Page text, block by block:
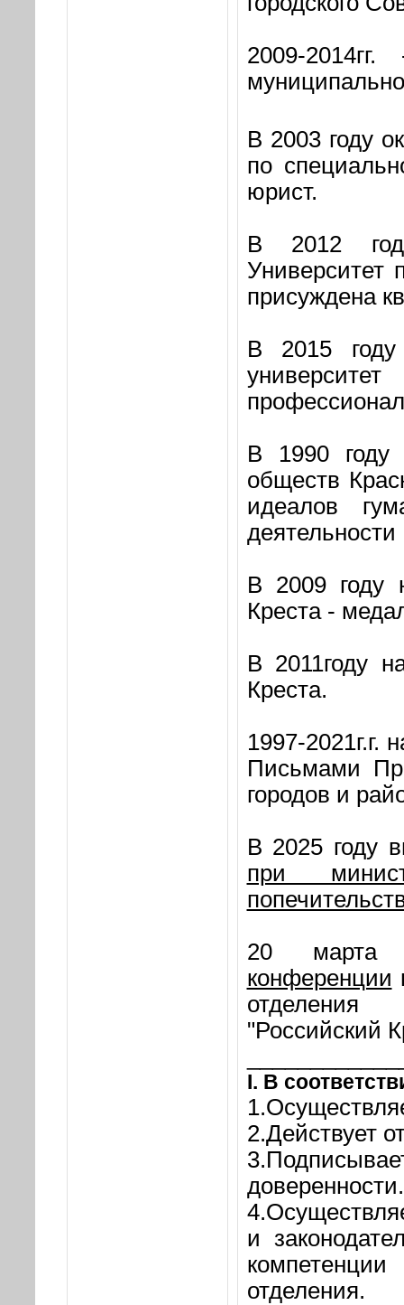
2009-
В 2003 году
по
юрист.
В 2012
Университет
присуждена
В 2015 году
В 1990 году
обществ
идеалов
деятельности
В 2009 году
Креста -
В 2011году
Креста.
1997-2021г.г.
Письмами
городов и
В 2025 году
при
20
конференции
отделения
"Российский
I. В
2.Действует
доверенности.
и
отделения.